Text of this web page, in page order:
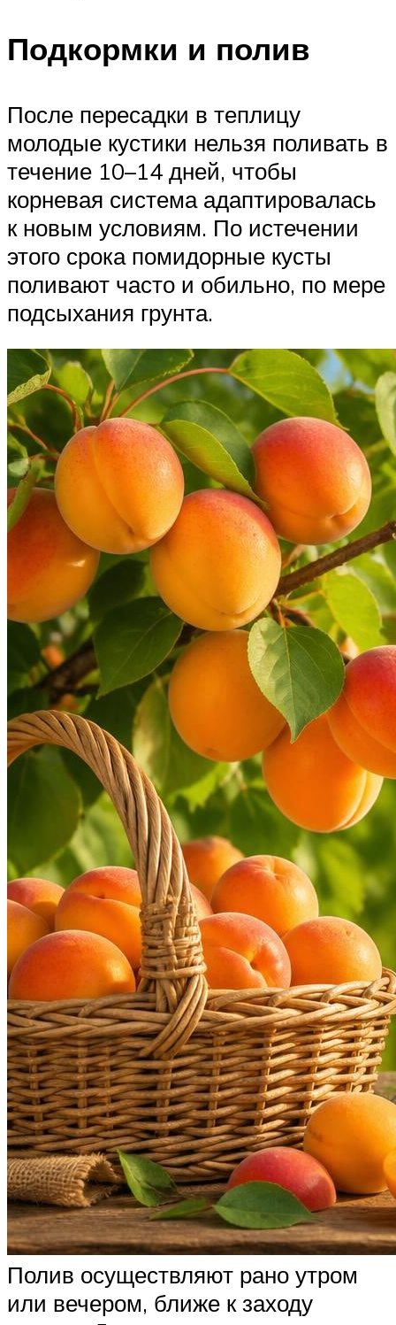
Подкормки и полив
После пересадки в теплицу
молодые кустики нельзя поливать в
течение 10–14 дней, чтобы
корневая система адаптировалась
к новым условиям. По истечении
этого срока помидорные кусты
поливают часто и обильно, по мере
подсыхания грунта.
Полив осуществляют рано утром
или вечером, ближе к заходу